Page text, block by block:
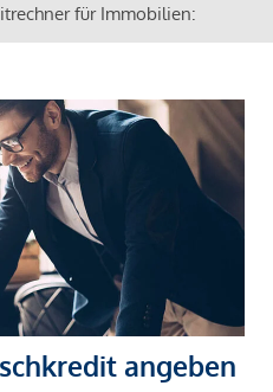
für Immobilien:
angeben